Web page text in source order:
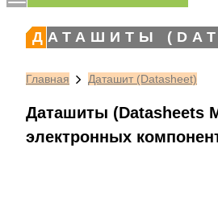
ДАТАШИТЫ
Главная Даташит (Datasheet)
Даташиты (Datasheets
электронных